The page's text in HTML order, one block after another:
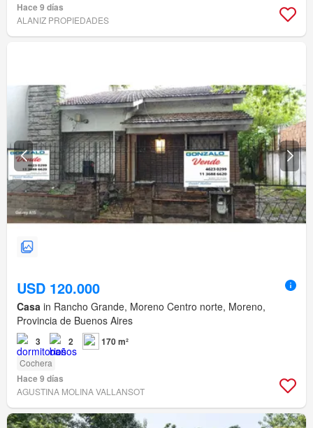
Hace 9 días
ALANIZ PROPIEDADES
USD 120.000
Casa in Rancho Grande, Moreno Centro norte, Moreno,
Provincia de Buenos Aires
3 2 170 m²
Cochera
Hace 9 días
AGUSTINA MOLINA VALLANSOT